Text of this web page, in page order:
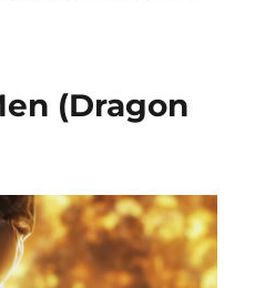
(Dragon